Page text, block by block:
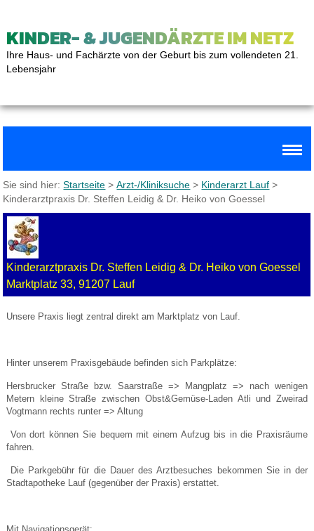
KINDER- & JUGENDÄRZTE IM NETZ
Ihre Haus- und Fachärzte von der Geburt bis zum vollendeten 21.
Lebensjahr
Sie sind hier:Startseite >Arzt-/Kliniksuche > Kinderarzt Lauf >
Kinderarztpraxis Dr. Steffen Leidig & Dr. Heiko von Goessel
Kinderarztpraxis Dr. Steffen Leidig & Dr. Heiko von Goessel
Marktplatz 33, 91207 Lauf
Unsere Praxis liegt zentral direkt am Marktplatz von Lauf.
Hinter unserem Praxisgebäude befinden sich Parkplätze:
Hersbrucker Straße bzw. Saarstraße => Mangplatz => nach wenigen
Metern kleine Straße zwischen Obst&Gemüse-Laden Atli und Zweirad
Vogtmann rechts runter => Altung
Von dort können Sie bequem mit einem Aufzug bis in die Praxisräume
fahren.
Die Parkgebühr für die Dauer des Arztbesuches bekommen Sie in der
Stadtapotheke Lauf (gegenüber der Praxis) erstattet.